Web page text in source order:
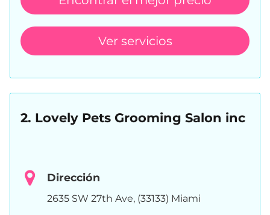
Ver servicios
2. Lovely Pets Grooming Salon inc
Dirección
2635 SW 27th Ave, (33133) Miami